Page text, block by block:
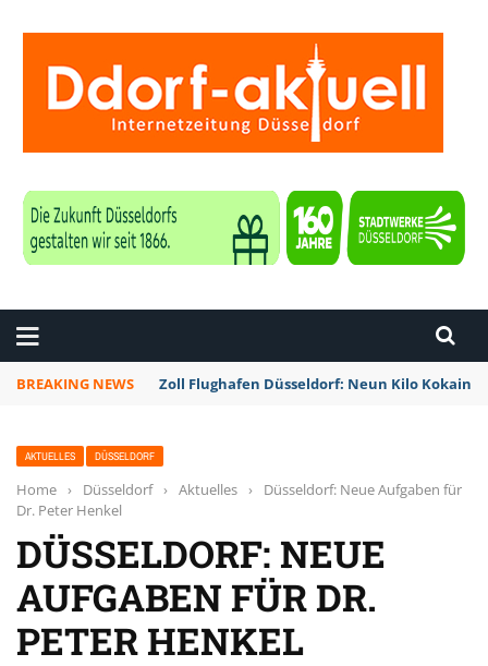
BREAKING NEWS Zoll Flughafen Düsseldorf: Neun Kilo Kokain
AKTUELLES DÜSSELDORF
Home › Düsseldorf › Aktuelles ›
Düsseldorf: Neue Aufgaben für
Dr. Peter Henkel
DÜSSELDORF: NEUE
AUFGABEN FÜR DR.
PETER HENKEL